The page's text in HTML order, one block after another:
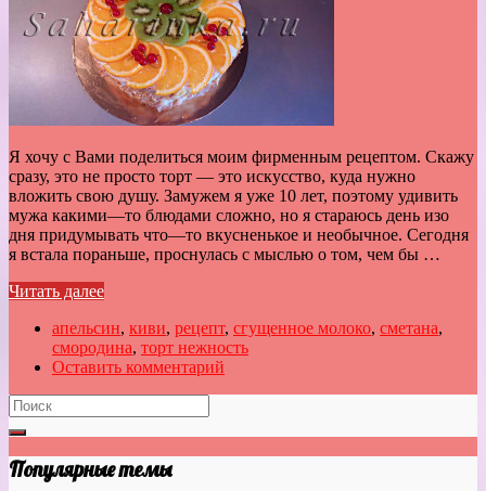
Я хочу с Вами поделиться моим фирменным рецептом. Скажу
сразу, это не просто торт — это искусство, куда нужно
вложить свою душу. Замужем я уже 10 лет, поэтому удивить
мужа какими—то блюдами сложно, но я стараюсь день изо
дня придумывать что—то вкусненькое и необычное. Сегодня
я встала пораньше, проснулась с мыслью о том, чем бы …
Читать далее
апельсин, киви, рецепт, сгущенное молоко, сметана,
смородина, торт нежность
Оставить комментарий
Популярные темы